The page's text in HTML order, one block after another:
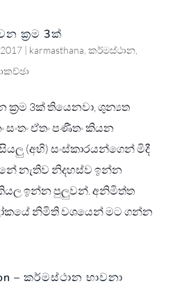
ක්‍රම 3ක්
| karmasthana කර්මස්ථාන,
3ක් තියෙනවා, ශුන්‍යත
ඒතං පණීතං කියන
(අභි) සංස්කාරයන්ගෙන් මිදී
නැතිව නිදහස්ව ඉන්න
ඉන්න පුලුවන්. අනිමිත්ත
නිමිති වශයෙන් මට ගන්න
– කර්මස්ථාන භාවනා